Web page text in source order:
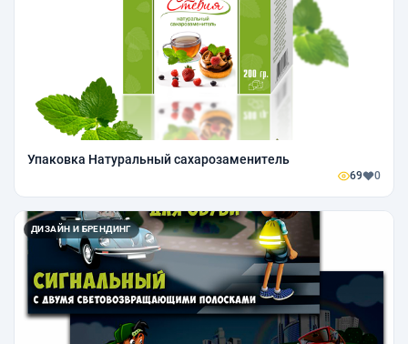
Упаковка Натуральный сахарозаменитель
69 0
ДИЗАЙН И БРЕНДИНГ